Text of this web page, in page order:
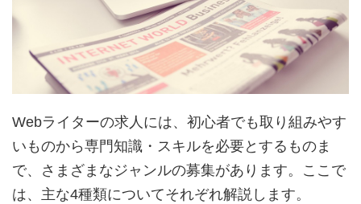
Webライターの求人には、初心者でも取り組みやす
いものから専門知識・スキルを必要とするものま
で、さまざまなジャンルの募集があります。ここで
は、主な4種類についてそれぞれ解説します。